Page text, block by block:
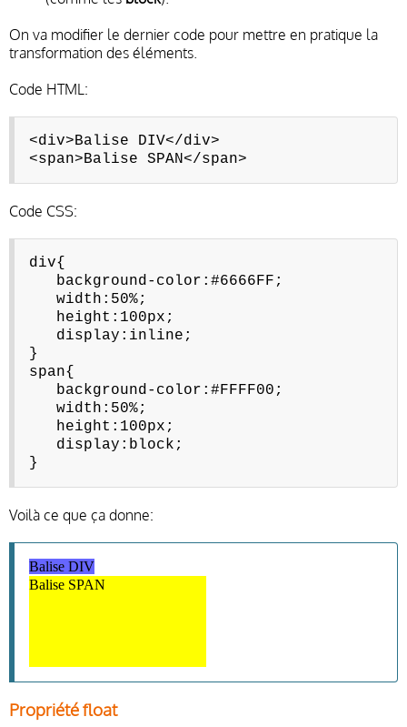
On va modifier le dernier code pour mettre en pratique la
transformation des éléments.
Code HTML:
<div>Balise DIV</div>
<span>Balise SPAN</span>
Code CSS:
div{
background-color:#6666FF;
width:50%;
height:100px;
display:inline;
}
span{
background-color:#FFFF00;
width:50%;
height:100px;
display:block;
}
Voilà ce que ça donne:
Balise DIV
Balise SPAN
Propriété float